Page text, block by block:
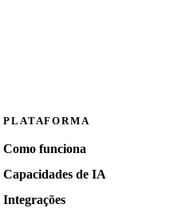
PLATAFORMA
Como funciona
Capacidades de IA
Integrações